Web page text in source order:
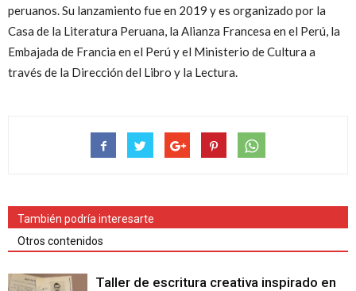
peruanos. Su lanzamiento fue en 2019 y es organizado por la
Casa de la Literatura Peruana, la Alianza Francesa en el Perú, la
Embajada de Francia en el Perú y el Ministerio de Cultura a
través de la Dirección del Libro y la Lectura.
También podría interesarte
Otros contenidos
Taller de escritura creativa inspirado en